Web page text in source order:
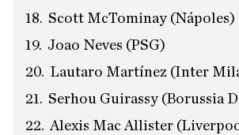
Scott McTominay (Nápoles)
Joao Neves (PSG)
Lautaro Martínez (Inter
Serhou Guirassy (Borussia
Alexis Mac Allister